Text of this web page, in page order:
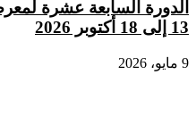
الدورة السابعة عشرة
13 إلى 18 أكتوبر 2026
9 مايو، 2026